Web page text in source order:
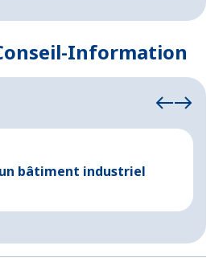
Information
bâtiment industriel